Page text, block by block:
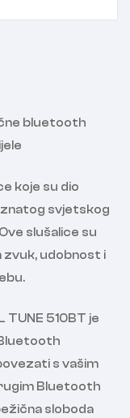
bluetooth
koje su dio
svjetskog
slušalice su
zvuk, udobnost i
510BT je
s vašim
Bluetooth
sloboda